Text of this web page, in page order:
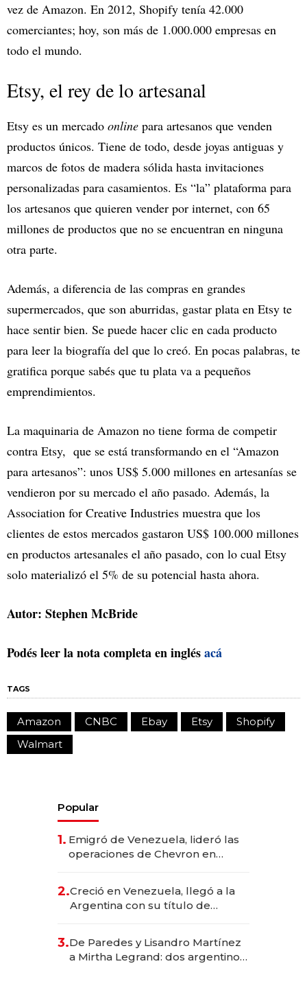
vez de Amazon. En 2012, Shopify tenía 42.000
comerciantes; hoy, son más de 1.000.000 empresas en
todo el mundo.
Etsy, el rey de lo artesanal
Etsy es un mercado online para artesanos que venden
productos únicos. Tiene de todo, desde joyas antiguas y
marcos de fotos de madera sólida hasta invitaciones
personalizadas para casamientos. Es “la” plataforma para
los artesanos que quieren vender por internet, con 65
millones de productos que no se encuentran en ninguna
otra parte.
Además, a diferencia de las compras en grandes
supermercados, que son aburridas, gastar plata en Etsy te
hace sentir bien. Se puede hacer clic en cada producto
para leer la biografía del que lo creó. En pocas palabras, te
gratifica porque sabés que tu plata va a pequeños
emprendimientos.
La maquinaria de Amazon no tiene forma de competir
contra Etsy, que se está transformando en el “Amazon
para artesanos”: unos US$ 5.000 millones en artesanías se
vendieron por su mercado el año pasado. Además, la
Association for Creative Industries muestra que los
clientes de estos mercados gastaron US$ 100.000 millones
en productos artesanales el año pasado, con lo cual Etsy
solo materializó el 5% de su potencial hasta ahora.
Autor: Stephen McBride
Podés leer la nota completa en inglésacá
TAGS
Amazon CNBC Ebay Etsy
Shopify
Walmart
Popular
1. Emigró de Venezuela, lideró las
operaciones de Chevron en
2.Creció en Venezuela, llegó a la
Argentina con su título de
las marcas "fast premium"
3.De Paredes y Lisandro Martínez
a Mirtha Legrand: dos argentinos